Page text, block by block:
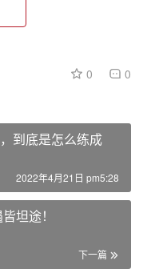
0 0
到底是怎么练成
2022年4月21日 pm5:28
坦途！
下一篇